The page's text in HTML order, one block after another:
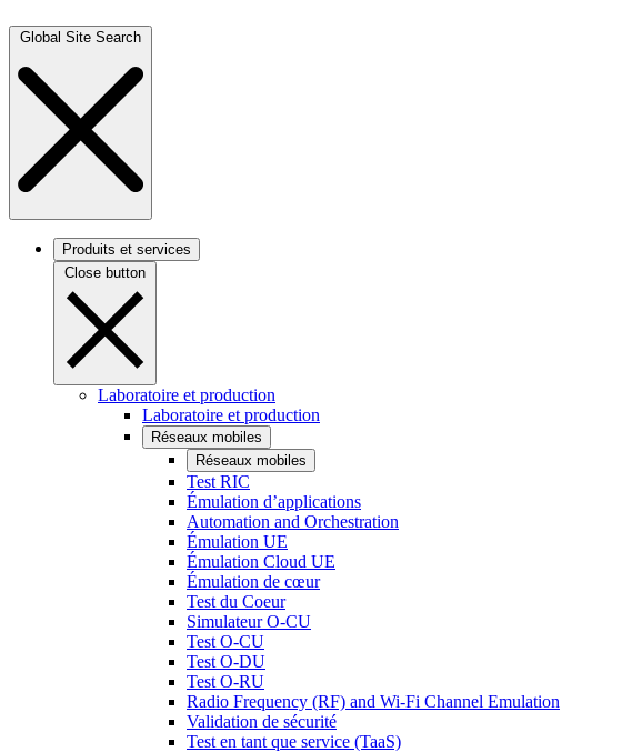
Global Site Search
Produits et services
Close button
Laboratoire et production
Laboratoire et production
Réseaux mobiles
Réseaux mobiles
Test RIC
Émulation d’applications
Automation and Orchestration
Émulation UE
Émulation Cloud UE
Émulation de cœur
Test du Coeur
Simulateur O-CU
Test O-CU
Test O-DU
Test O-RU
Radio Frequency (RF) and Wi-Fi Channel Emulation
Validation de sécurité
Test en tant que service (TaaS)